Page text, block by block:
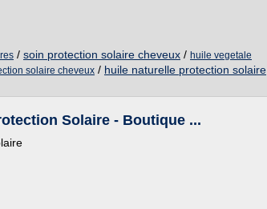
/ soin protection solaire cheveux / huile vegetale
solaire cheveux / huile naturelle protection solaire
Solaire - Boutique ...